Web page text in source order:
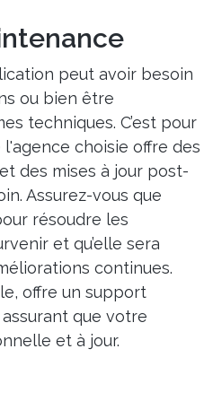
peut avoir besoin
ou bien être
techniques. C’est pour
l'agence choisie offre des
des mises à jour post-
Assurez-vous que
résoudre les
et qu’elle sera
continues.
offre un support
que votre
et à jour.